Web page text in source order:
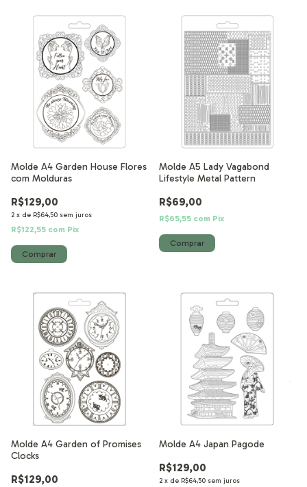
Molde A4 Garden House Flores
com Molduras
R$129,00
2 x de R$64,50 sem juros
R$122,55 com Pix
Molde A5 Lady Vagabond
Lifestyle Metal Pattern
R$69,00
R$65,55 com Pix
Molde A4 Garden of Promises
Clocks
R$129,00
Molde A4 Japan Pagode
R$129,00
2 x de R$64,50 sem juros